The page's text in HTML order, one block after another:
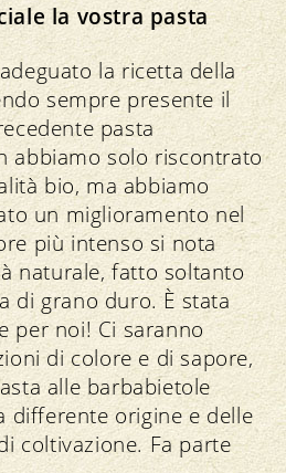
la vostra pasta
la ricetta della
sempre presente il
pasta
abbiamo solo riscontrato
bio, ma abbiamo
un miglioramento nel
più intenso si nota
naturale, fatto soltanto
di grano duro. È stata
per noi! Ci saranno
di colore e di sapore,
alle barbabietole
differente origine e delle
coltivazione. Fa parte